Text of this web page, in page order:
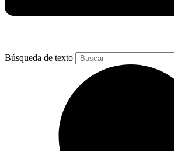
Búsqueda de texto